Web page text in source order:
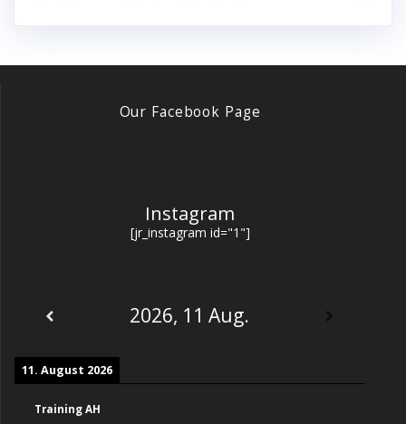
Our Facebook Page
Instagram
[jr_instagram id="1"]
2026, 11 Aug.
11. August 2026
Training AH